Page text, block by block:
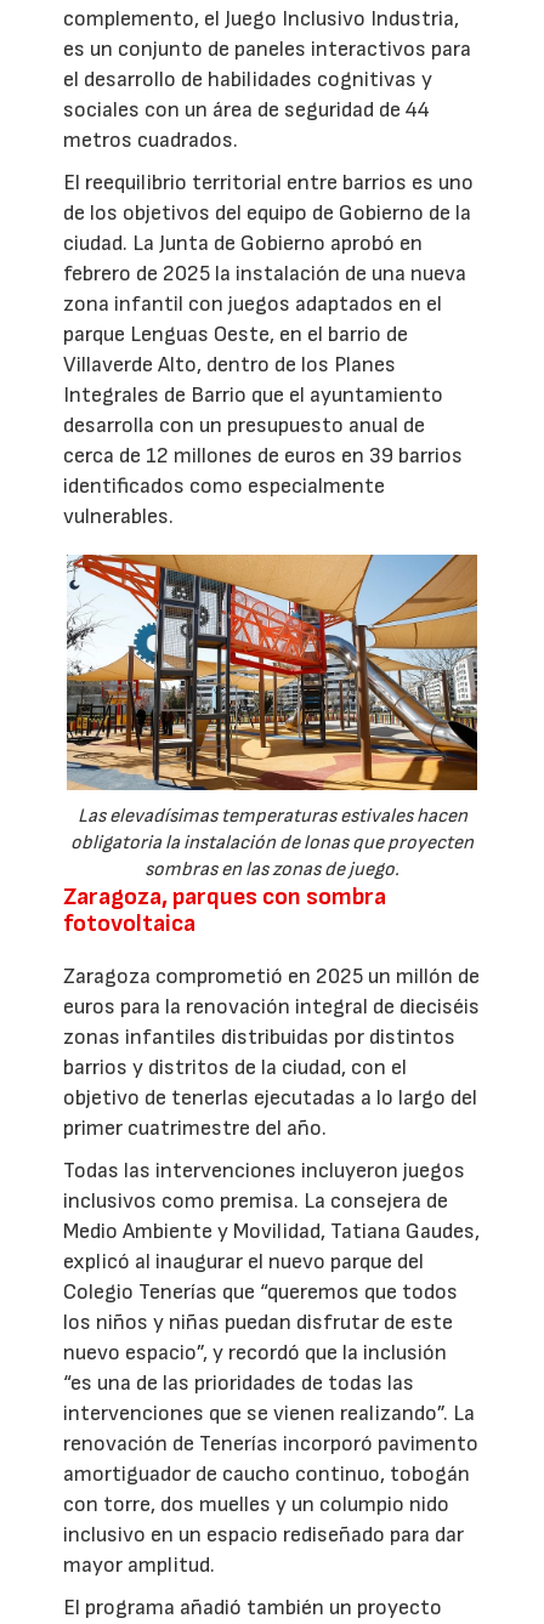
complemento, el Juego Inclusivo Industria,
es un conjunto de paneles interactivos para
el desarrollo de habilidades cognitivas y
sociales con un área de seguridad de 44
metros cuadrados.
El reequilibrio territorial entre barrios es uno
de los objetivos del equipo de Gobierno de la
ciudad. La Junta de Gobierno aprobó en
febrero de 2025 la instalación de una nueva
zona infantil con juegos adaptados en el
parque Lenguas Oeste, en el barrio de
Villaverde Alto, dentro de los Planes
Integrales de Barrio que el ayuntamiento
desarrolla con un presupuesto anual de
cerca de 12 millones de euros en 39 barrios
identificados como especialmente
vulnerables.
Las elevadísimas temperaturas estivales hacen
obligatoria la instalación de lonas que proyecten
sombras en las zonas de juego.
Zaragoza, parques con sombra
fotovoltaica
Zaragoza comprometió en 2025 un millón de
euros para la renovación integral de dieciséis
zonas infantiles distribuidas por distintos
barrios y distritos de la ciudad, con el
objetivo de tenerlas ejecutadas a lo largo del
primer cuatrimestre del año.
Todas las intervenciones incluyeron juegos
inclusivos como premisa. La consejera de
Medio Ambiente y Movilidad, Tatiana Gaudes,
explicó al inaugurar el nuevo parque del
Colegio Tenerías que “queremos que todos
los niños y niñas puedan disfrutar de este
nuevo espacio”, y recordó que la inclusión
“es una de las prioridades de todas las
intervenciones que se vienen realizando”. La
renovación de Tenerías incorporó pavimento
amortiguador de caucho continuo, tobogán
con torre, dos muelles y un columpio nido
inclusivo en un espacio rediseñado para dar
mayor amplitud.
El programa añadió también un proyecto